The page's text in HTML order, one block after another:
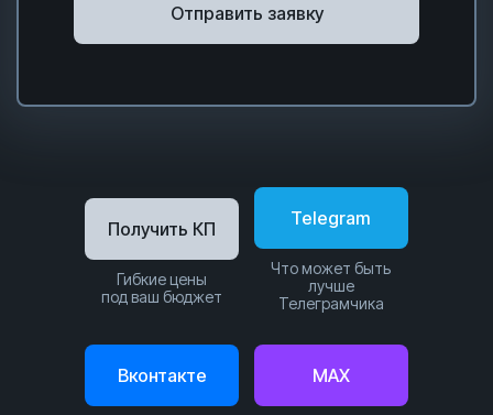
Отправить заявку
Telegram
Что может быть
лучше
Телеграмчика
Вконтакте
Получить КП
Гибкие цены
под ваш бюджет
MAX